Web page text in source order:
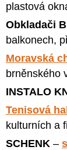
plastová
Obkladači
balkonech,
Moravská
brněnského
INSTALO
Tenisová
kulturních a
SCHENK –